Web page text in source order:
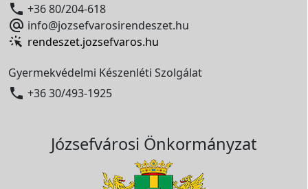
 +36 80/204-618
 info@jozsefvarosirendeszet.hu
rendeszet.jozsefvaros.hu
Gyermekvédelmi Készenléti Szolgálat
 +36 30/493-1925
Józsefvárosi Önkormányzat